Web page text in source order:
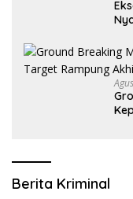
Berita Kriminal